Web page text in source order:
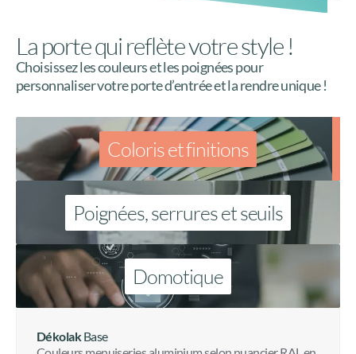
La porte qui reflète votre style !
Choisissez les couleurs et les poignées pour
personnaliser votre porte d’entrée et la rendre unique !
Coloris et finitions
Poignées, serrures et seuils
Domotique
DékolakBase